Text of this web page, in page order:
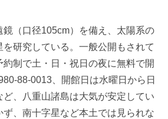
鏡（口径105cm）を備え、太陽系の
研究している。一般公開もされて
制で土・日・祝日の夜に無料で開
88-0013、開館日は水曜日から日
、八重山諸島は大気が安定してい
ず、南十字星など本土では見られな